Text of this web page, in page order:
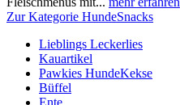
Zur Kategorie HundeSnacks
Lieblings Leckerlies
Kauartikel
Pawkies HundeKekse
Büffel
Ente